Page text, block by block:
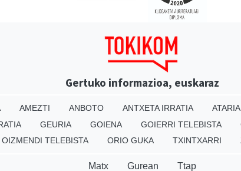
Gertuko informazioa, euskaraz
AMEZTI ANBOTO ANTXETA IRRATIA ATARIA
GEURIA GOIENA GOIERRI TELEBISTA
OIZMENDI TELEBISTA ORIO GUKA TXINTXARRI
Matx Gurean Ttap